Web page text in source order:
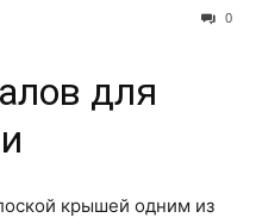
0
для
крышей одним из